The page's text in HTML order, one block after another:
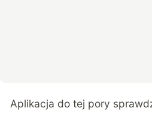
Aplikacja do tej pory